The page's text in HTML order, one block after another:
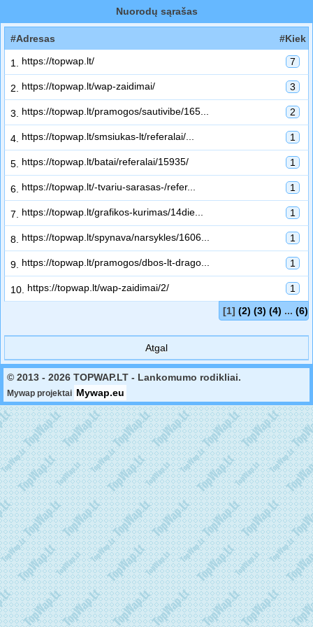
Nuorodų sąrašas
#Adresas #Kiek
1. https://topwap.lt/ 7
2. https://topwap.lt/wap-zaidimai/ 3
3. https://topwap.lt/pramogos/sautivibe/165... 2
4. https://topwap.lt/smsiukas-lt/referalai/... 1
5. https://topwap.lt/batai/referalai/15935/ 1
6. https://topwap.lt/-tvariu-sarasas-/refer... 1
7. https://topwap.lt/grafikos-kurimas/14die... 1
8. https://topwap.lt/spynava/narsykles/1606... 1
9. https://topwap.lt/pramogos/dbos-lt-drago... 1
10. https://topwap.lt/wap-zaidimai/2/
1
[1] (2) (3) (4) ... (6)
Atgal
© 2013 - 2026 TOPWAP.LT - Lankomumo rodikliai.
Mywap projektai Mywap.eu